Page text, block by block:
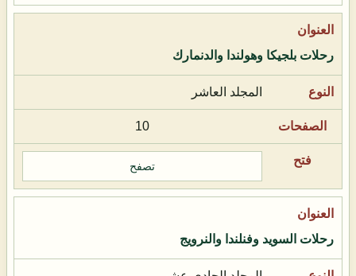
رحلات بلجيكا وهولندا والدنمارك
المجلد العاشر
10
تصفح
رحلات السويد وفنلندا والنرويج